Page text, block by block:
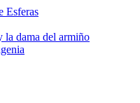
Esferas
la dama del armiño